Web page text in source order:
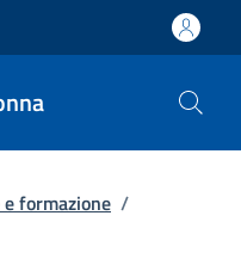
e formazione /